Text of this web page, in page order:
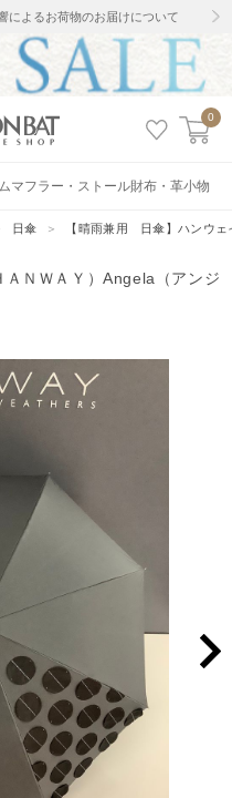
によるお荷物のお届けについて
0
マフラー・ストール財布・革小物
日傘 ＞ 【晴雨兼用 日傘】ハンウェ
ＮＷＡＹ）Angela（アンジ